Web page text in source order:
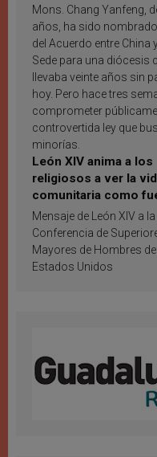
Mons. Chang Yanfeng,
años, ha sido
del Acuerdo entre China
Sede para una diócesis
llevaba veinte años sin
hoy. Pero hace tres
comprometer
controvertida ley que
minorías.
León XIV anima a los
religiosos a ver la
comunitaria como
inspiración y
Mensaje de León XIV a la
Conferencia de
Mayores de Hombres
Estados Unidos